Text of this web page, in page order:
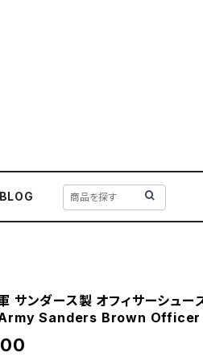
BLOG
サンダース製 オフィサーシュ
Sanders Brown Officer